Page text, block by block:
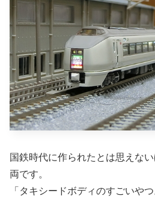
国鉄時代に作られたとは思えな
両です。
「タキシードボディのすごいや